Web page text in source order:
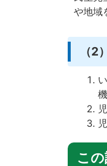
や地域
（2
こ